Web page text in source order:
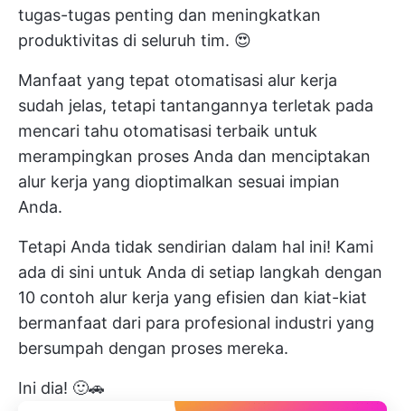
tugas-tugas penting dan meningkatkan
produktivitas di seluruh tim. 😍
Manfaat yang tepat otomatisasi alur kerja
sudah jelas, tetapi tantangannya terletak pada
mencari tahu otomatisasi terbaik untuk
merampingkan proses Anda dan menciptakan
alur kerja yang dioptimalkan sesuai impian
Anda.
Tetapi Anda tidak sendirian dalam hal ini! Kami
ada di sini untuk Anda di setiap langkah dengan
10 contoh alur kerja yang efisien dan kiat-kiat
bermanfaat dari para profesional industri yang
bersumpah dengan proses mereka.
Ini dia! 🙂🚗